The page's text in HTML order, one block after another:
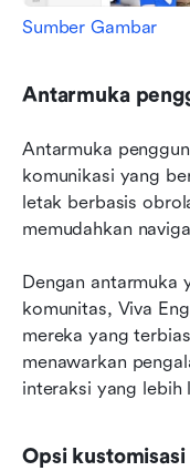
Sumber Gambar
Antarmuka
Antarmuka
komunikasi yang
letak berbasis
memudahkan
Dengan antarmuka
komunitas, Viva
mereka yang
menawarkan
interaksi yang lebih
Opsi kustomisasi